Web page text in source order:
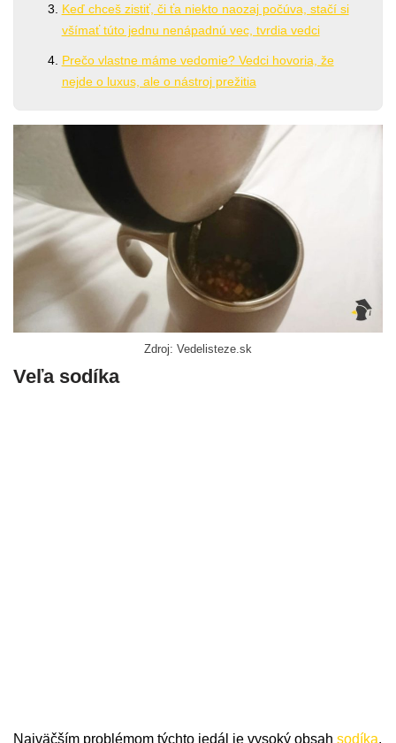
Keď chceš zistiť, či ťa niekto naozaj počúva, stačí si
všímať túto jednu nenápadnú vec, tvrdia vedci
Prečo vlastne máme vedomie? Vedci hovoria, že
nejde o luxus, ale o nástroj prežitia
Zdroj: Vedelisteze.sk
Veľa sodíka
Najväčším problémom týchto jedál je vysoký obsah sodíka.